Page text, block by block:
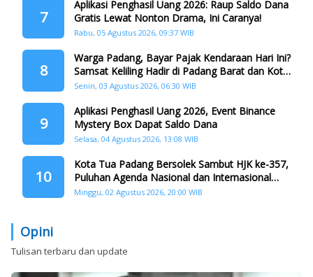
7
Aplikasi Penghasil Uang 2026: Raup Saldo Dana
Gratis Lewat Nonton Drama, Ini Caranya!
Rabu, 05 Agustus 2026, 09:37 WIB
8
Warga Padang, Bayar Pajak Kendaraan Hari Ini?
Samsat Keliling Hadir di Padang Barat dan Koto
Tangah
Senin, 03 Agustus 2026, 06:30 WIB
9
Aplikasi Penghasil Uang 2026, Event Binance
Mystery Box Dapat Saldo Dana
Selasa, 04 Agustus 2026, 13:08 WIB
10
Kota Tua Padang Bersolek Sambut HJK ke-357,
Puluhan Agenda Nasional dan Internasional
Siap Digelar
Minggu, 02 Agustus 2026, 20:00 WIB
Opini
Tulisan terbaru dan update